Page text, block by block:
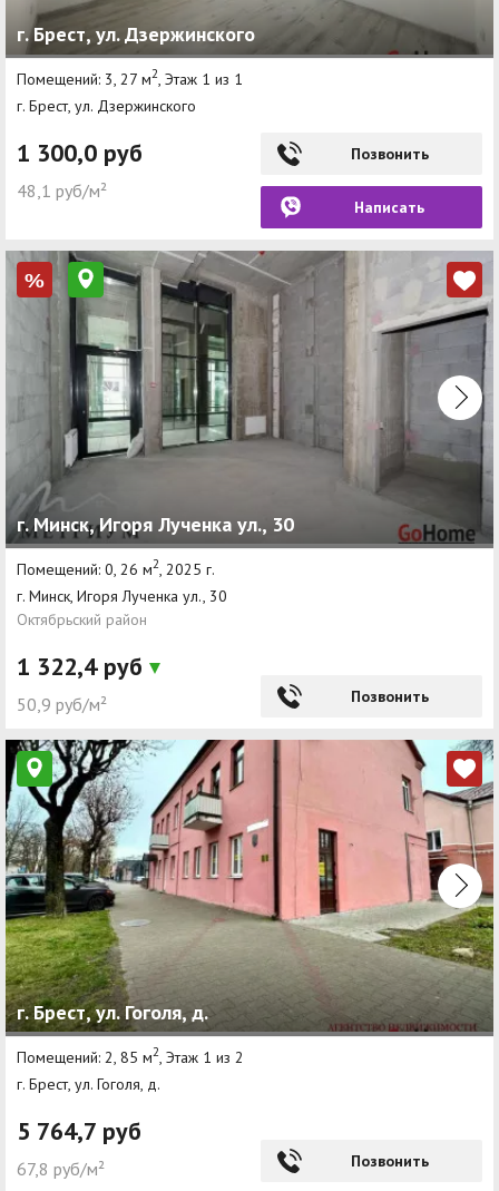
г. Брест, ул. Дзержинского
Помещений: 3, 27 м2, Этаж 1 из 1
г. Брест, ул. Дзержинского
1 300,0 руб
48,1 руб/м²
Позвонить
Написать
%
г. Минск, Игоря Лученка ул., 30
Помещений: 0, 26 м2 , 2025 г.
г. Минск, Игоря Лученка ул., 30
Октябрьский район
1 322,4 руб
50,9 руб/м² Позвонить
г. Брест, ул. Гоголя, д.
Помещений: 2, 85 м2, Этаж 1 из 2
г. Брест, ул. Гоголя, д.
5 764,7 руб
67,8 руб/м² Позвонить